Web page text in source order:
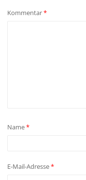
Kommentar*
Name*
E-Mail-Adresse*